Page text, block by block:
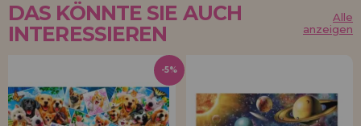
DAS KÖNNTE SIE AUCH
INTERESSIEREN
Alle
anzeigen
-5%